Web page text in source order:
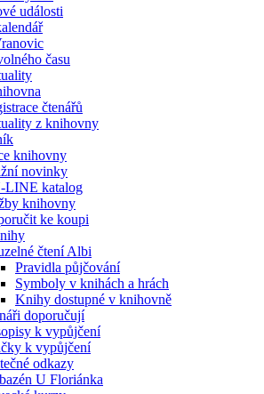
události
času
čtenářů
z knihovny
knihovny
novinky
LINE katalog
knihovny
ke koupi
čtení Albi
Pravidla půjčování
Symboly v knihách a hrách
Knihy dostupné v knihovně
doporučují
k vypůjčení
k vypůjčení
odkazy
U Floriánka